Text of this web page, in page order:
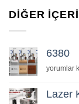
DIĞER
6380
için
yorumlar
Lazer